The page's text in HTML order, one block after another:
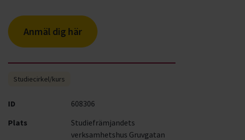
Anmäl dig här
Studiecirkel/kurs
ID
608306
Plats
Studiefrämjandets
verksamhetshus Gruvgatan